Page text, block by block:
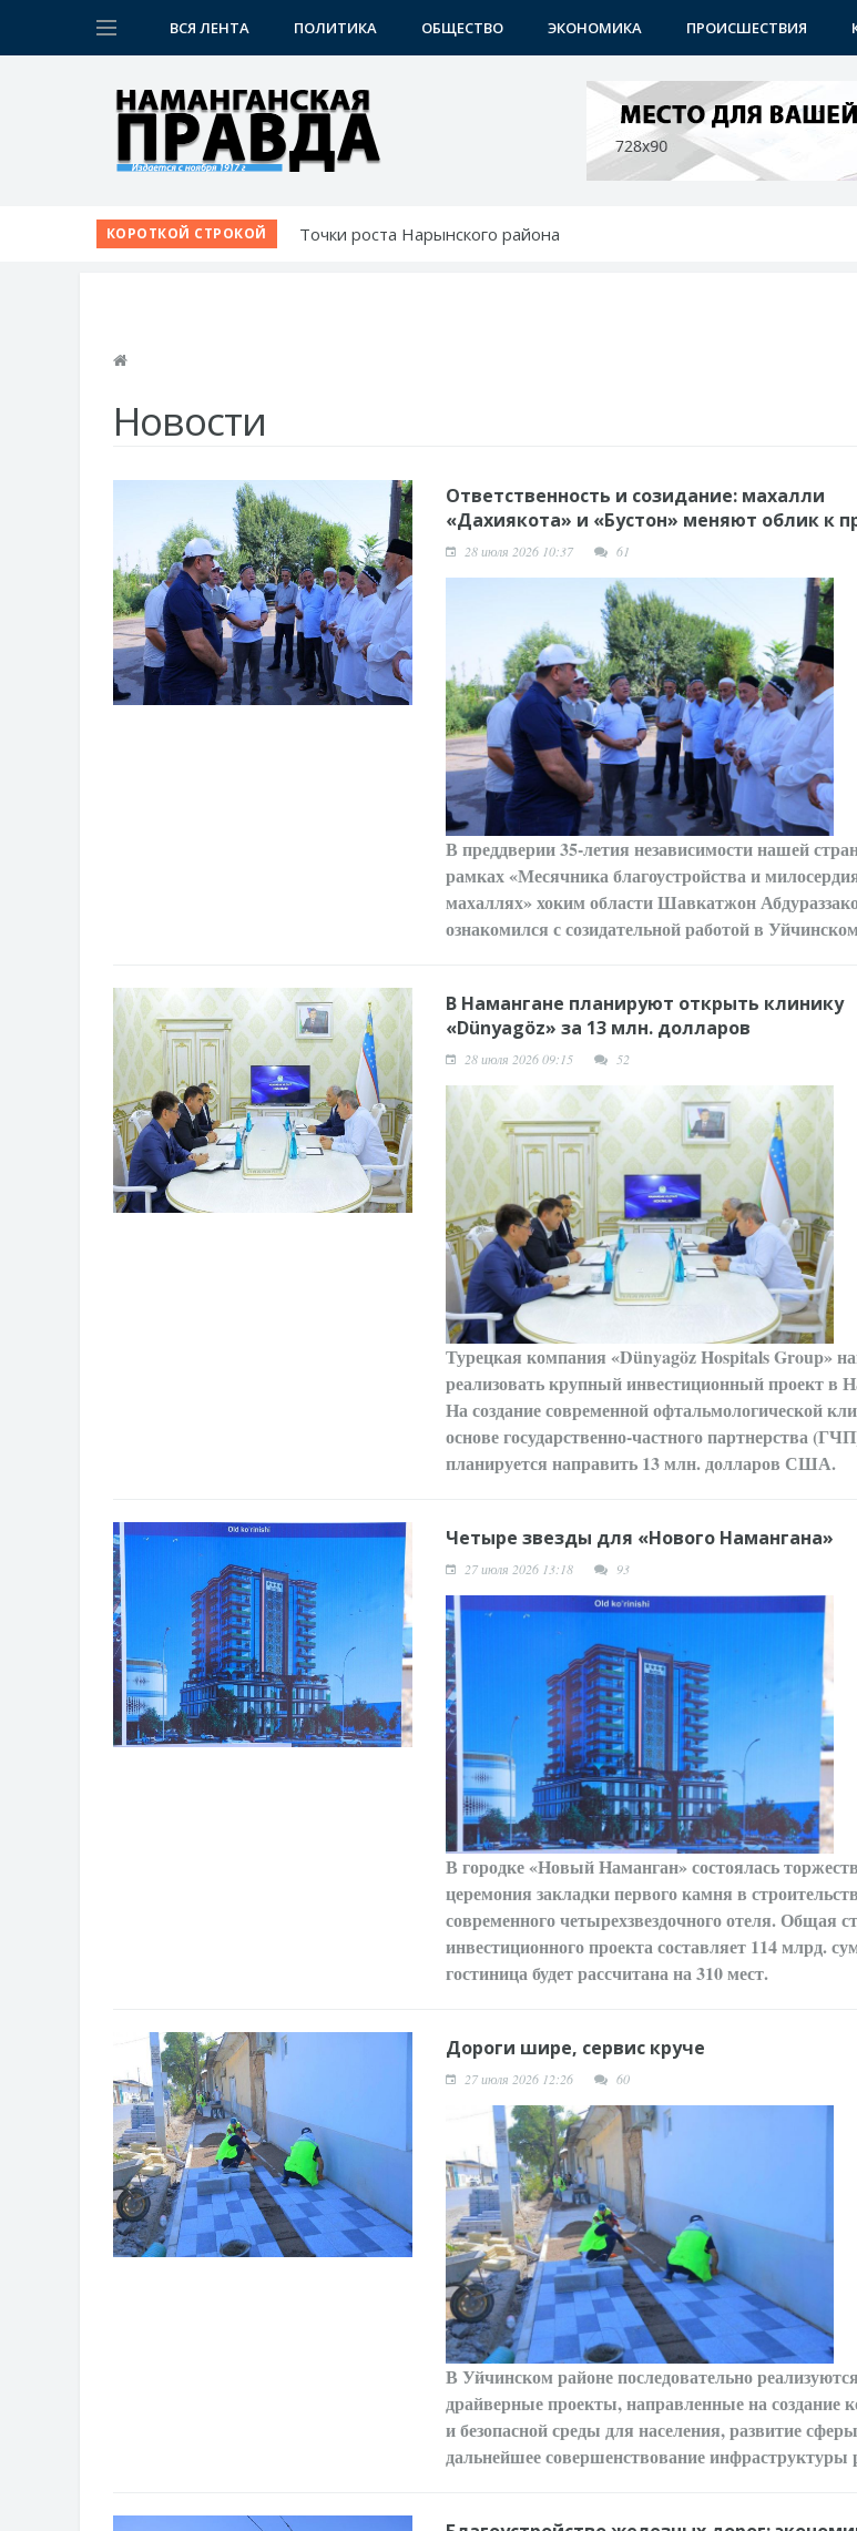
ВСЯ ЛЕНТА ПОЛИТИКА ОБЩЕСТВО ЭКОНОМИКА ПРОИСШЕСТВИЯ
КОРОТКОЙ СТРОКОЙ
Точки роста Нарынского района
Новости
Ответственность и созидание: махалли
«Дахиякота» и «Бустон» меняют облик к
28 июля 2026 10:37 61
В преддверии 35-летия независимости нашей
рамках «Месячника благоустройства и
махаллях» хоким области Шавкатжон
ознакомился с созидательной работой в
В Намангане планируют открыть клинику
«Dünyagöz» за 13 млн. долларов
28 июля 2026 09:15 52
Турецкая компания «Dünyagöz Hospitals Group»
реализовать крупный инвестиционный проект в
На создание современной офтальмологической
основе государственно-частного партнерства
планируется направить 13 млн. долларов США.
Четыре звезды для «Нового Намангана»
27 июля 2026 13:18 93
В городке «Новый Наманган» состоялась
церемония закладки первого камня в
современного четырехзвездочного отеля. Общая
инвестиционного проекта составляет 114 млрд.
гостиница будет рассчитана на 310 мест.
Дороги шире, сервис круче
27 июля 2026 12:26 60
В Уйчинском районе последовательно реализуются
драйверные проекты, направленные на создание
и безопасной среды для населения, развитие
дальнейшее совершенствование инфраструктуры